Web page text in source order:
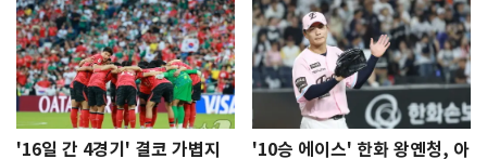
'16일 간 4경기' 결코 가볍지
'10승 에이스' 한화 왕옌청, 아